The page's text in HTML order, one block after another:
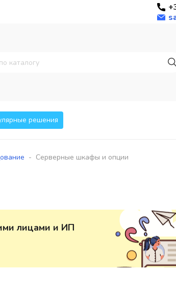
решения
- Серверные шкафы и опции
лицами и ИП